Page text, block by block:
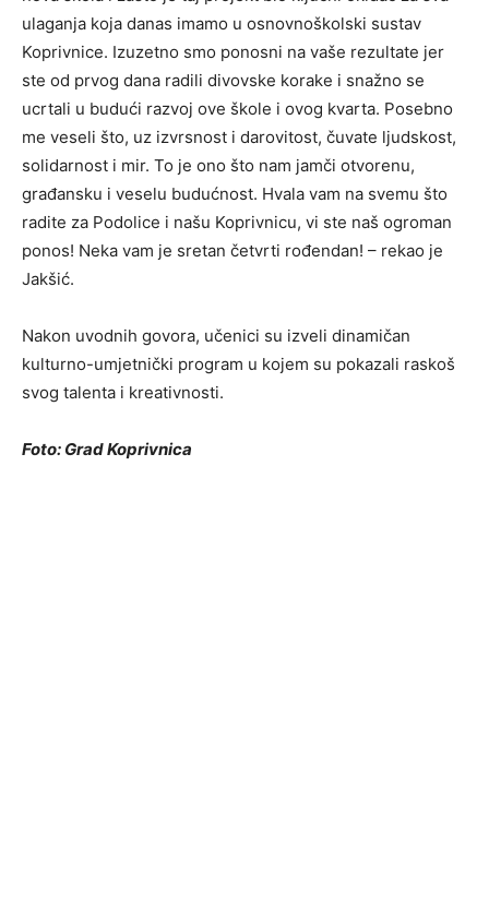
ulaganja koja danas imamo u osnovnoškolski sustav
Koprivnice. Izuzetno smo ponosni na vaše rezultate jer
ste od prvog dana radili divovske korake i snažno se
ucrtali u budući razvoj ove škole i ovog kvarta. Posebno
me veseli što, uz izvrsnost i darovitost, čuvate ljudskost,
solidarnost i mir. To je ono što nam jamči otvorenu,
građansku i veselu budućnost. Hvala vam na svemu što
radite za Podolice i našu Koprivnicu, vi ste naš ogroman
ponos! Neka vam je sretan četvrti rođendan! – rekao je
Jakšić.
Nakon uvodnih govora, učenici su izveli dinamičan
kulturno-umjetnički program u kojem su pokazali raskoš
svog talenta i kreativnosti.
Foto: Grad Koprivnica